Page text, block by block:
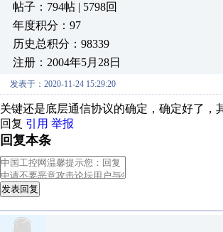
帖子：794帖 | 5798回
年度积分：97
历史总积分：98339
注册：2004年5月28日
发表于：2020-11-24 15:29:20
关键还是底层通信协议的确定，确定好了，
回复 引用 举报
回复本条
发表回复